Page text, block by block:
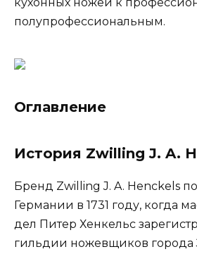
кухонных ножей к
полупрофессиональным.
Оглавление
История Zwilling J. A.
Бренд Zwilling J. A. Henckels
Германии в 1731 году, когда
дел Питер Хенкельс
гильдии ножевщиков города